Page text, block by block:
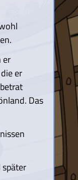
er
er
Das
später